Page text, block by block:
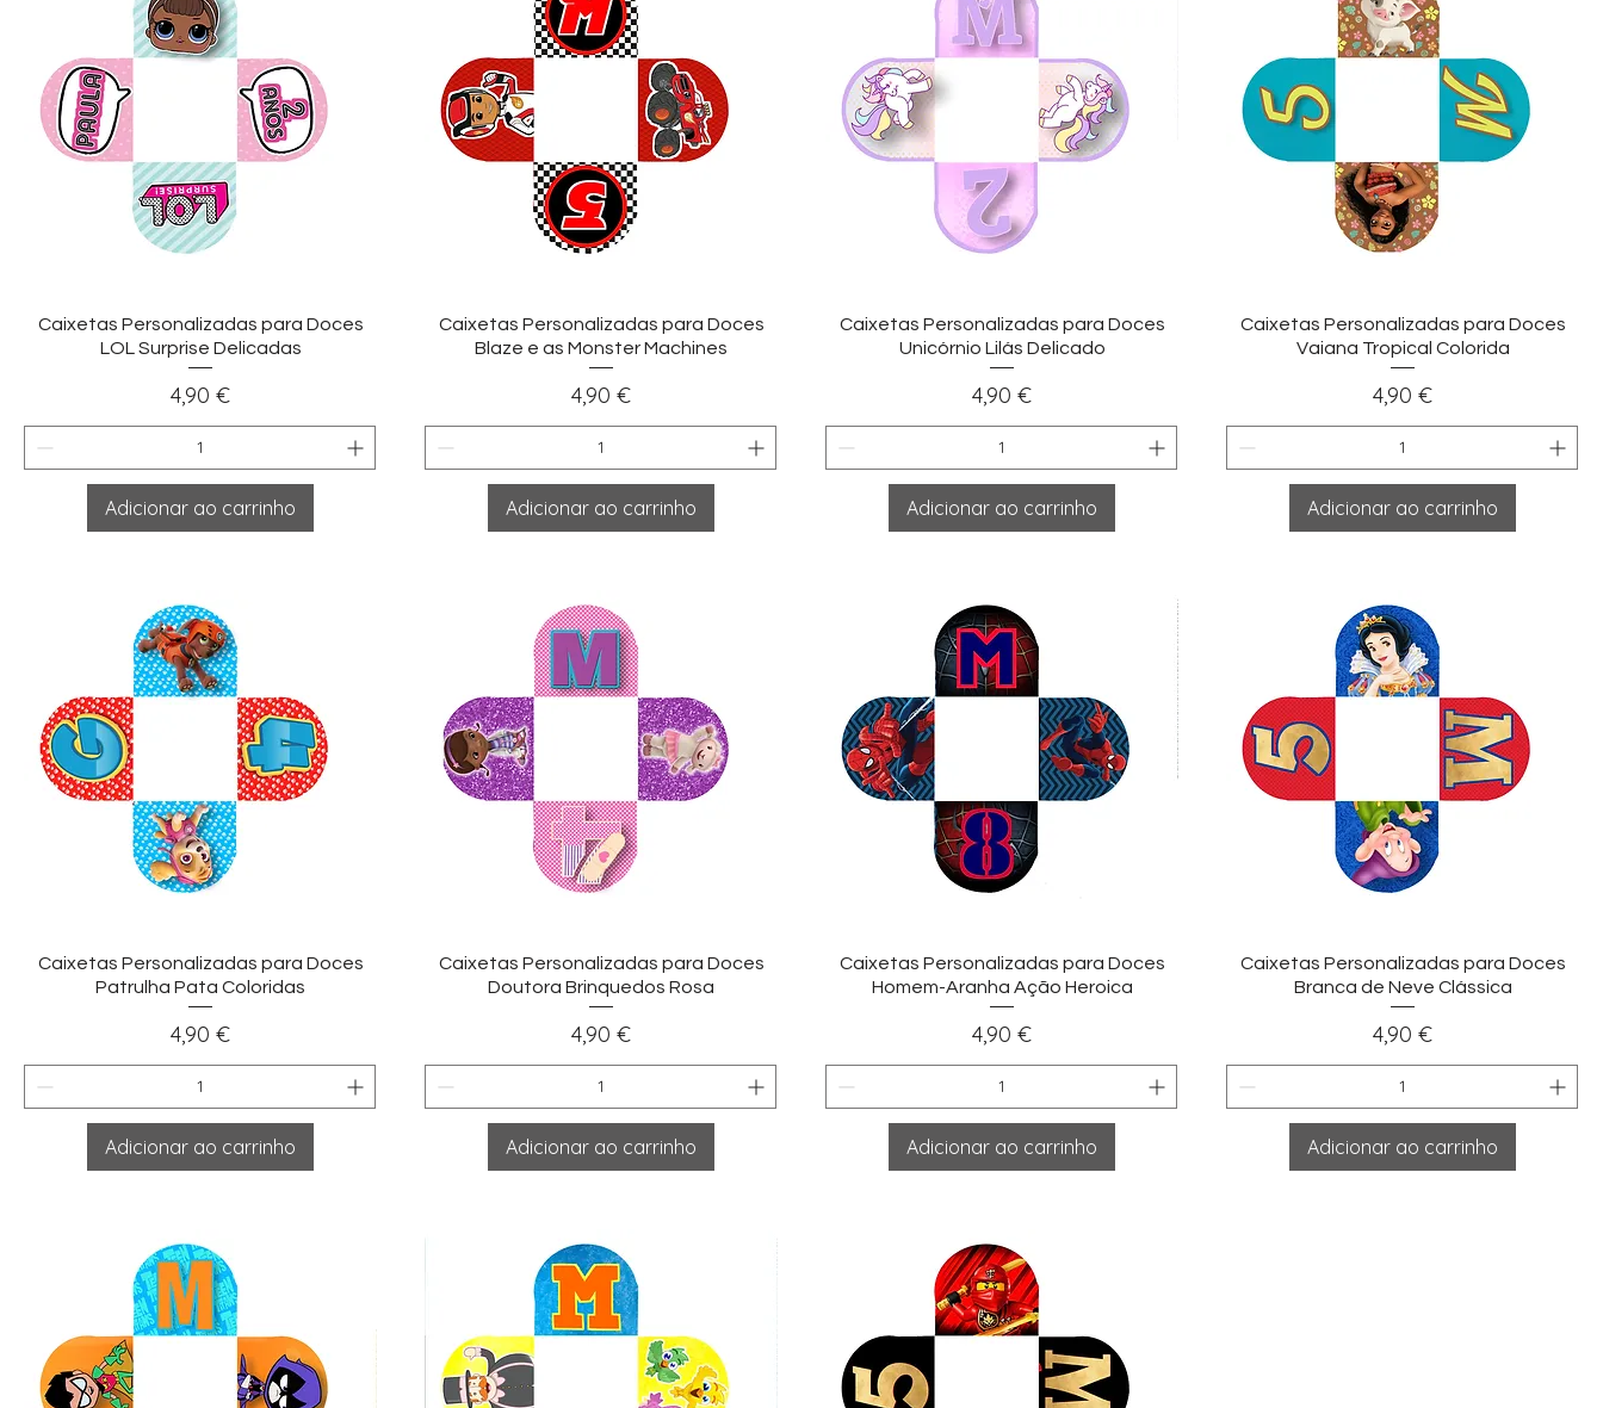
Visualização rápida
Caixetas Personalizadas para Doces
LOL Surprise Delicadas
Preço
4,90 €
Adicionar ao carrinho
Visualização rápida
Caixetas Personalizadas para Doces
Blaze e as Monster Machines
Preço
4,90 €
Adicionar ao carrinho
Visualização rápida
Caixetas Personalizadas para Doces
Unicórnio Lilás Delicado
Preço
4,90 €
Adicionar ao carrinho
Visualização rápida
Caixetas Personalizadas para Doces
Vaiana Tropical Colorida
Preço
4,90 €
Adicionar ao carrinho
Visualização rápida
Caixetas Personalizadas para Doces
Patrulha Pata Coloridas
Preço
4,90 €
Adicionar ao carrinho
Visualização rápida
Caixetas Personalizadas para Doces
Doutora Brinquedos Rosa
Preço
4,90 €
Adicionar ao carrinho
Visualização rápida
Caixetas Personalizadas para Doces
Homem-Aranha Ação Heroica
Preço
4,90 €
Adicionar ao carrinho
Visualização rápida
Caixetas Personalizadas para Doces
Branca de Neve Clássica
Preço
4,90 €
Adicionar ao carrinho